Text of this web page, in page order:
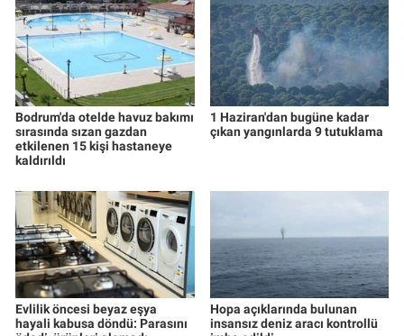
Bodrum'da otelde havuz bakımı
sırasında sızan gazdan
etkilenen 15 kişi hastaneye
kaldırıldı
1 Haziran'dan bugüne kadar
çıkan yangınlarda 9 tutuklama
Evlilik öncesi beyaz eşya
hayali kabusa döndü: Parasını
Hopa açıklarında bulunan
insansız deniz aracı kontrollü